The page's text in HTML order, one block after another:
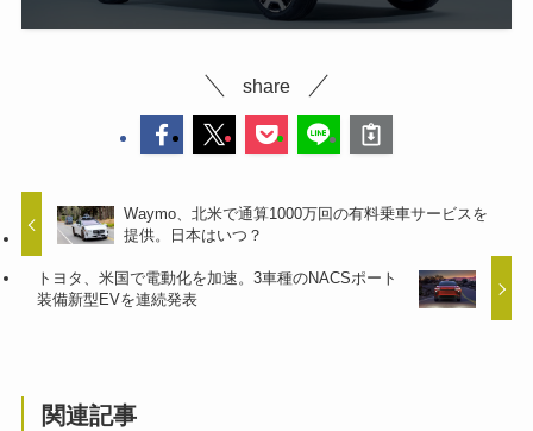
share
Waymo、北米で通算1000万回の有料乗車サービスを
提供。日本はいつ？
トヨタ、米国で電動化を加速。3車種のNACSポート
装備新型EVを連続発表
関連記事